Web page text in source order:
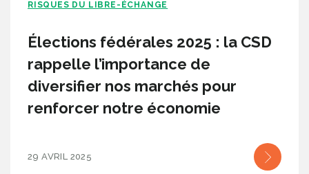
RISQUES DU LIBRE-ÉCHANGE
Élections fédérales 2025 : la CSD
rappelle l’importance de
diversifier nos marchés pour
renforcer notre économie
29 AVRIL 2025